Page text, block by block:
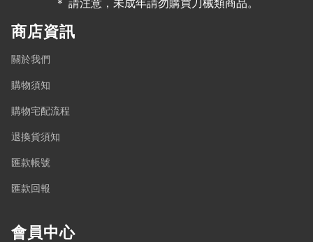
商店資訊
關於我們
購物須知
購物宅配流程
退換貨須知
匯款帳號
匯款回報
會員中心